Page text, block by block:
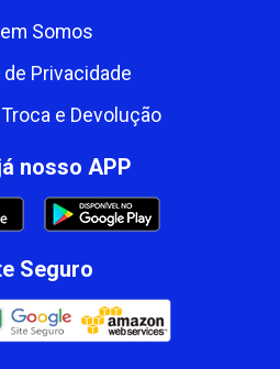
Somos
de Privacidade
e Devolução
nosso APP
Seguro